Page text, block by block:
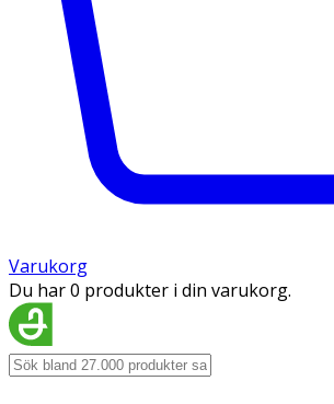
Varukorg
Du har 0 produkter i din varukorg.